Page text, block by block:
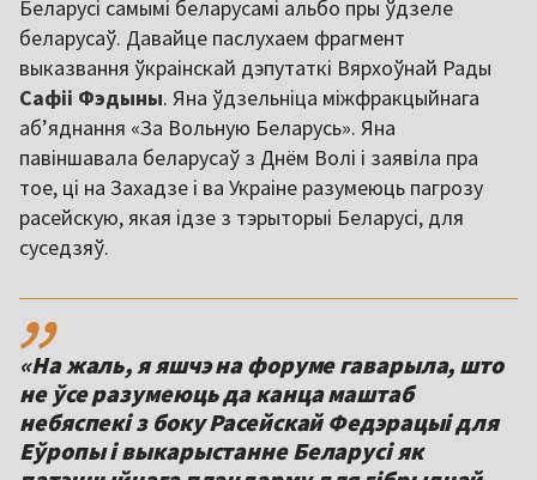
Беларусі самымі беларусамі альбо пры ўдзеле
беларусаў. Давайце паслухаем фрагмент
выказвання ўкраінскай дэпутаткі Вярхоўнай Рады
Сафіі Фэдыны. Яна ўдзельніца міжфракцыйнага
абʼяднання «За Вольную Беларусь». Яна
павіншавала беларусаў з Днём Волі і заявіла пра
тое, ці на Захадзе і ва Украіне разумеюць пагрозу
расейскую, якая ідзе з тэрыторыі Беларусі, для
суседзяў.
,,
«На жаль, я яшчэ на форуме гаварыла, што
не ўсе разумеюць да канца маштаб
небяспекі з боку Расейскай Федэрацыі для
Еўропы і выкарыстанне Беларусі як